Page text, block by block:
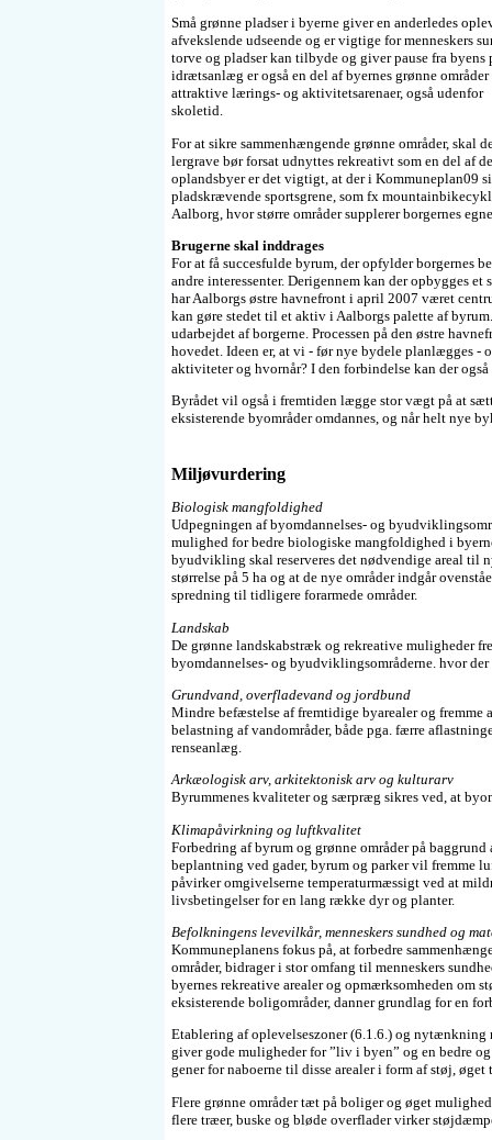
Små grønne pladser i byerne giver en anderledes
afvekslende udseende og er vigtige for menneskers
torve og pladser kan tilbyde og giver pause fra
idrætsanlæg er også en del af byernes grønne
attraktive lærings- og aktivitetsarenaer, også udenfor
skoletid.
For at sikre sammenhængende grønne områder,
lergrave bør forsat udnyttes rekreativt som en del af
oplandsbyer er det vigtigt, at der i Kommuneplan09
pladskrævende sportsgrene, som fx
Aalborg, hvor større områder supplerer borgernes
Brugerne skal inddrages
For at få succesfulde byrum, der opfylder borgernes
andre interessenter. Derigennem kan der opbygges
har Aalborgs østre havnefront i april 2007 været
kan gøre stedet til et aktiv i Aalborgs palette af
udarbejdet af borgerne. Processen på den østre
hovedet. Ideen er, at vi - før nye bydele planlægges
aktiviteter og hvornår? I den forbindelse kan der
Byrådet vil også i fremtiden lægge stor vægt på at
eksisterende byområder omdannes, og når helt nye
Miljøvurdering
Biologisk mangfoldighed
Udpegningen af byomdannelses- og
mulighed for bedre biologiske mangfoldighed i
byudvikling skal reserveres det nødvendige areal til
størrelse på 5 ha og at de nye områder indgår
spredning til tidligere forarmede områder.
Landskab
De grønne landskabstræk og rekreative muligheder
byomdannelses- og byudviklingsområderne. hvor
Grundvand, overfladevand og jordbund
Mindre befæstelse af fremtidige byarealer og
belastning af vandområder, både pga. færre
renseanlæg.
Arkæologisk arv, arkitektonisk arv og kulturarv
Byrummenes kvaliteter og særpræg sikres ved, at
Klimapåvirkning og luftkvalitet
Forbedring af byrum og grønne områder på
beplantning ved gader, byrum og parker vil fremme
påvirker omgivelserne temperaturmæssigt ved at
livsbetingelser for en lang række dyr og planter.
Befolkningens levevilkår, menneskers sundhed og
Kommuneplanens fokus på, at forbedre
områder, bidrager i stor omfang til menneskers
byernes rekreative arealer og opmærksomheden om
eksisterende boligområder, danner grundlag for en
Etablering af oplevelseszoner (6.1.6.) og
giver gode muligheder for ”liv i byen” og en bedre
gener for naboerne til disse arealer i form af støj, øget
Flere grønne områder tæt på boliger og øget
flere træer, buske og bløde overflader virker